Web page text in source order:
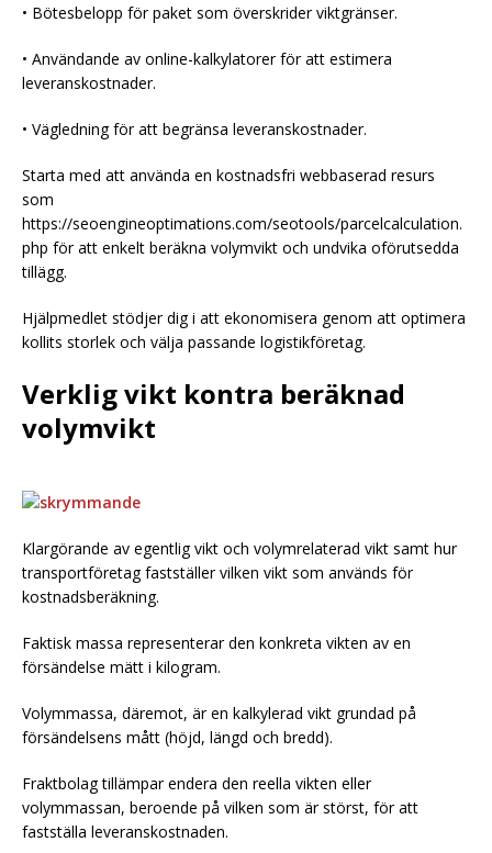
• Bötesbelopp för paket som överskrider viktgränser.
• Användande av online-kalkylatorer för att estimera
leveranskostnader.
• Vägledning för att begränsa leveranskostnader.
Starta med att använda en kostnadsfri webbaserad resurs
som
https://seoengineoptimations.com/seotools/parcelcalculation.
php för att enkelt beräkna volymvikt och undvika oförutsedda
tillägg.
Hjälpmedlet stödjer dig i att ekonomisera genom att optimera
kollits storlek och välja passande logistikföretag.
Verklig vikt kontra beräknad
volymvikt
Klargörande av egentlig vikt och volymrelaterad vikt samt hur
transportföretag fastställer vilken vikt som används för
kostnadsberäkning.
Faktisk massa representerar den konkreta vikten av en
försändelse mätt i kilogram.
Volymmassa, däremot, är en kalkylerad vikt grundad på
försändelsens mått (höjd, längd och bredd).
Fraktbolag tillämpar endera den reella vikten eller
volymmassan, beroende på vilken som är störst, för att
fastställa leveranskostnaden.